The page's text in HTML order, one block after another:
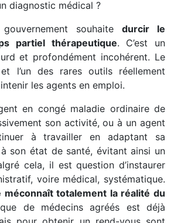
diagnostic médical ?
souhaite durcir le
partiel thérapeutique. C’est un
et profondément incohérent. Le
l’un des rares outils réellement
les agents en emploi.
en congé maladie ordinaire de
son activité, ou à un agent
à travailler en adaptant sa
son état de santé, évitant ainsi un
cela, il est question d’instaurer
voire médical, systématique.
méconnaît totalement la réalité du
de médecins agréés est déjà